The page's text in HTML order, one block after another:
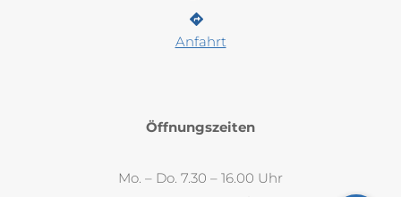
Anfahrt
Öffnungszeiten
Mo. – Do. 7.30 – 16.00 Uhr